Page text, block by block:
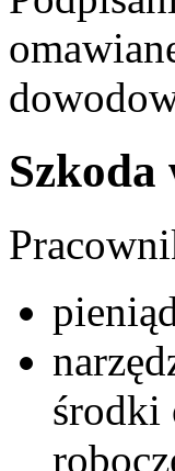
środki